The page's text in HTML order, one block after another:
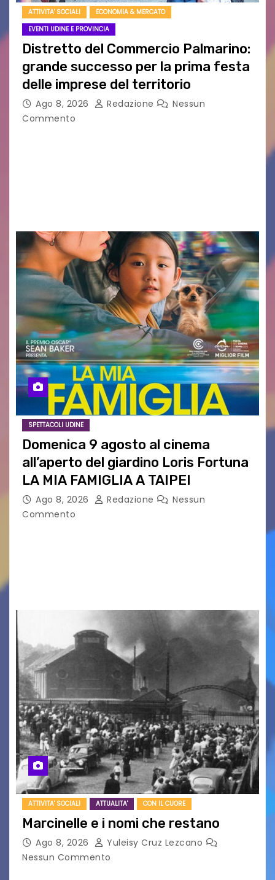
ATTIVITA' SOCIALI
ECONOMIA & MERCATO
EVENTI UDINE E PROVINCIA
Distretto del Commercio Palmarino:
grande successo per la prima festa
delle imprese del territorio
Ago 8, 2026 Redazione
Nessun
Commento
SPETTACOLI UDINE
Domenica 9 agosto al cinema
all’aperto del giardino Loris Fortuna
LA MIA FAMIGLIA A TAIPEI
Ago 8, 2026 Redazione
Nessun
Commento
ATTIVITA' SOCIALI ATTUALITA' CON IL CUORE
Marcinelle e i nomi che restano
Ago 8, 2026
Yuleisy Cruz Lezcano
Nessun Commento